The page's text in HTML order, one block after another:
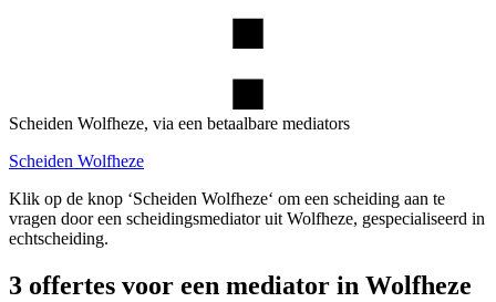
Scheiden Wolfheze, via een betaalbare mediators
Scheiden Wolfheze
Klik op de knop ‘Scheiden Wolfheze‘ om een scheiding aan te
vragen door een scheidingsmediator uit Wolfheze, gespecialiseerd in
echtscheiding.
3 offertes voor een mediator in Wolfheze